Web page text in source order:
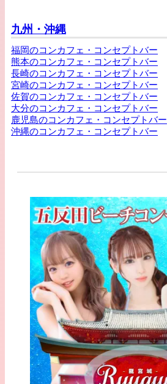
九州・沖縄
福岡のコンカフェ・コンセプトバー
熊本のコンカフェ・コンセプトバー
長崎のコンカフェ・コンセプトバー
宮崎のコンカフェ・コンセプトバー
佐賀のコンカフェ・コンセプトバー
大分のコンカフェ・コンセプトバー
鹿児島のコンカフェ・コンセプトバー
沖縄のコンカフェ・コンセプトバー